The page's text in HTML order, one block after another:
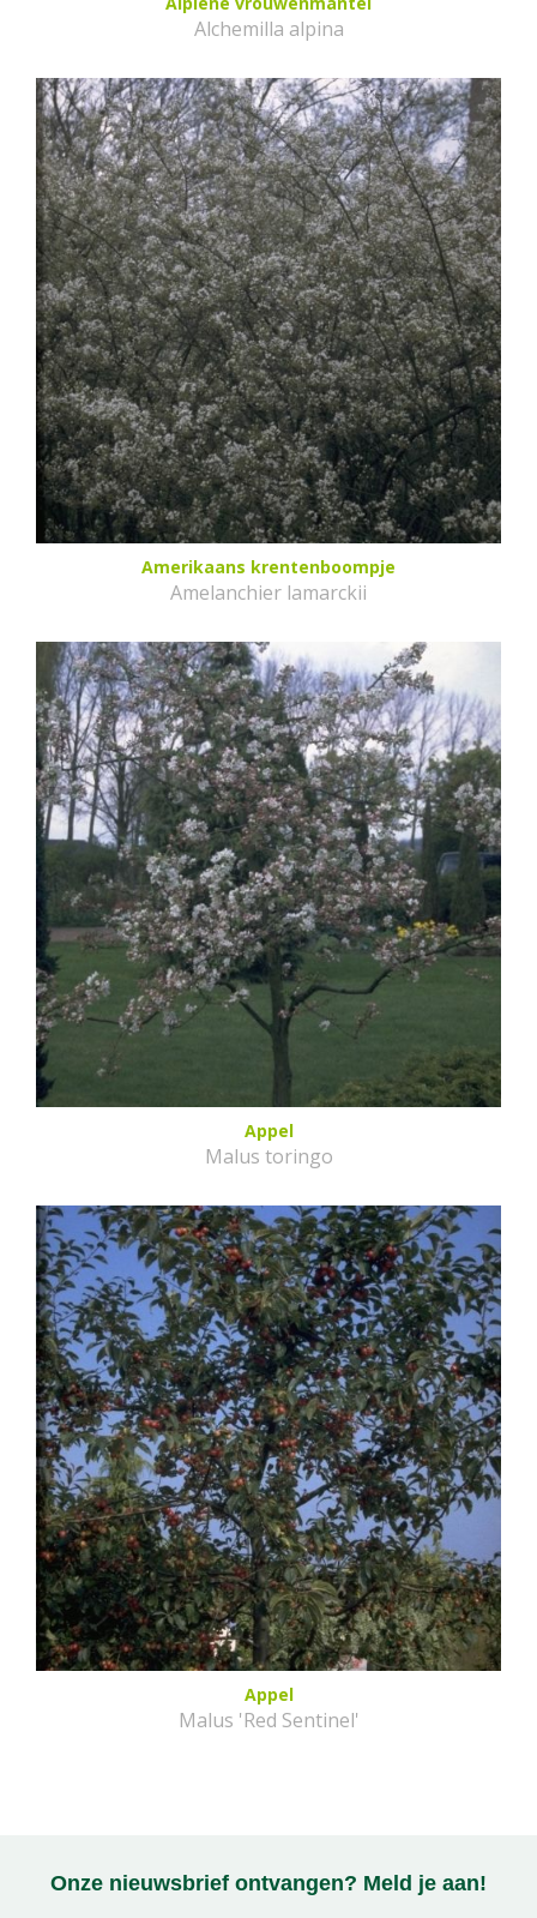
Alchemilla alpina
Amerikaans krentenboompje
Amelanchier lamarckii
Appel
Malus toringo
Appel
Malus 'Red Sentinel'
Onze nieuwsbrief ontvangen? Meld je aan!